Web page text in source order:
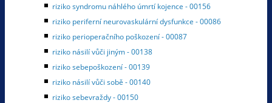
riziko syndromu náhlého úmrtí kojence - 00156
riziko periferní neurovaskulární dysfunkce - 00086
riziko perioperačního poškození - 00087
riziko násilí vůči jiným - 00138
riziko sebepoškození - 00139
riziko násilí vůči sobě - 00140
riziko sebevraždy - 00150